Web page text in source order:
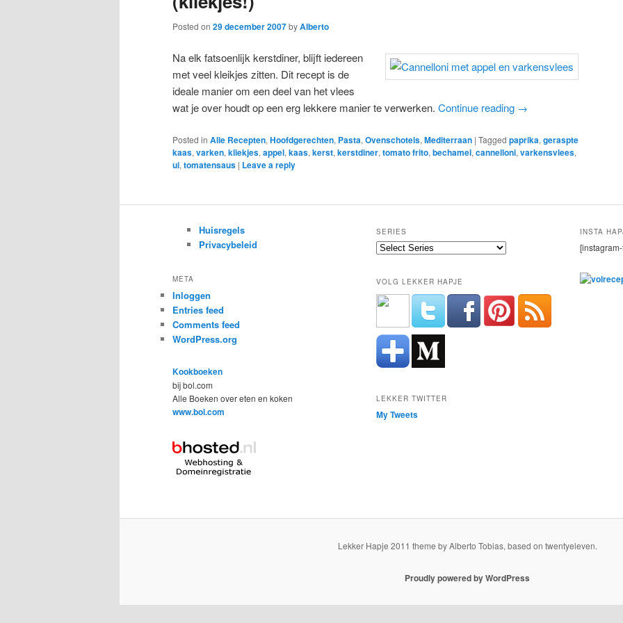
Posted on 29 december 2007byAlberto
Na elk fatsoenlijk kerstdiner, blijft iedereen
met veel kleikjes zitten. Dit recept is de
ideale manier om een deel van het vlees
wat je over houdt op een erg lekkere manier te verwerken. Continue reading →
Posted in Alle Recepten, Hoofdgerechten, Pasta, Ovenschotels, Mediterraan | Tagged paprika, geraspte
kaas, varken, kliekjes, appel, kaas, kerst, kerstdiner, tomato frito, bechamel, cannelloni, varkensvlees,
ui, tomatensaus | Leave a reply
Huisregels
Privacybeleid
META
Inloggen
Entries feed
Comments feed
WordPress.org
Kookboeken
bij bol.com
Alle Boeken over eten en koken
www.bol.com
SERIES
VOLG LEKKER HAPJE
LEKKER TWITTER
My Tweets
INSTA
Lekker Hapje 2011 theme by Alberto Tobias, based on twentyeleven.
Proudly powered by WordPress